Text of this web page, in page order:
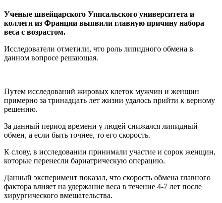
Ученые швейцарского Уппсальского университета и
коллеги из Франции выявили главную причину набора
веса с возрастом.
Исследователи отметили, что роль липидного обмена в
данном вопросе решающая.
Путем исследований жировых клеток мужчин и женщин
примерно за тринадцать лет жизни удалось прийти к верному
решению.
За данный период времени у людей снижался липидный
обмен, а если быть точнее, то его скорость.
К слову, в исследовании принимали участие и сорок женщин,
которые перенесли бариатрическую операцию.
Данный эксперимент показал, что скорость обмена главного
фактора влияет на удержание веса в течение 4-7 лет после
хирургического вмешательства.